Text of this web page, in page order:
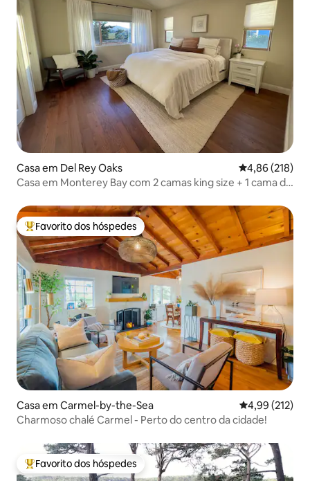
Casa em Del Rey Oaks Classificação
4,86 (218)
Casa em Monterey Bay com 2 camas king size + 1 cama de
Favoritos dos hóspedes mais apreciados
Favorito dos hóspedes
Casa em Carmel-by-the-Sea Classificação
4,99 (212)
Charmoso chalé Carmel - Perto do centro da cidade!
Favoritos dos hóspedes mais apreciados
Favorito dos hóspedes